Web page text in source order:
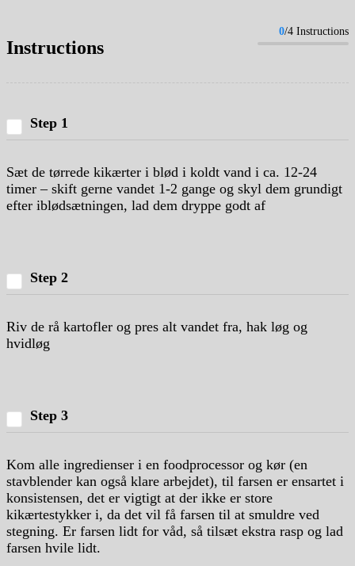
Instructions
0/4 Instructions
Step 1
Sæt de tørrede kikærter i blød i koldt vand i ca. 12-24
timer – skift gerne vandet 1-2 gange og skyl dem grundigt
efter iblødsætningen, lad dem dryppe godt af
Step 2
Riv de rå kartofler og pres alt vandet fra, hak løg og
hvidløg
Step 3
Kom alle ingredienser i en foodprocessor og kør (en
stavblender kan også klare arbejdet), til farsen er ensartet i
konsistensen, det er vigtigt at der ikke er store
kikærtestykker i, da det vil få farsen til at smuldre ved
stegning. Er farsen lidt for våd, så tilsæt ekstra rasp og lad
farsen hvile lidt.